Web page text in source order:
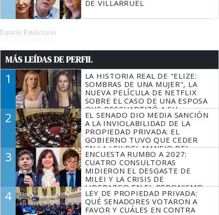
DE VILLARRUEL
Espacio Publicitario
MÁS LEÍDAS DE PERFIL
1
LA HISTORIA REAL DE "ELIZE:
SOMBRAS DE UNA MUJER", LA
NUEVA PELÍCULA DE NETFLIX
SOBRE EL CASO DE UNA ESPOSA
QUE DESCUARTIZÓ A SU
MARIDO
2
EL SENADO DIO MEDIA SANCIÓN
A LA INVIOLABILIDAD DE LA
PROPIEDAD PRIVADA: EL
GOBIERNO TUVO QUE CEDER
EN LA LEY DEL MANEJO DEL
FUEGO
3
ENCUESTA RUMBO A 2027:
CUATRO CONSULTORAS
MIDIERON EL DESGASTE DE
MILEI Y LA CRISIS DE
LIDERAZGO EN EL PERONISMO
4
LEY DE PROPIEDAD PRIVADA:
QUÉ SENADORES VOTARON A
FAVOR Y CUÁLES EN CONTRA